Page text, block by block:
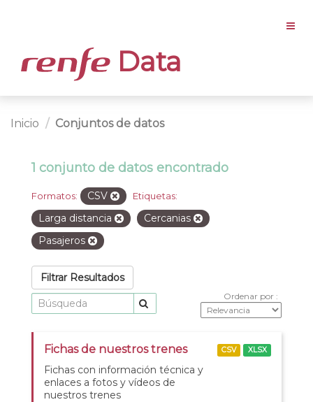
Data
Inicio Conjuntos de datos
1 conjunto de datos encontrado
Formatos: CSV Etiquetas:
Larga distancia
Cercanias
Pasajeros
Filtrar Resultados
Ordenar por
Fichas de nuestros trenes
Fichas con información técnica y
enlaces a fotos y vídeos de
nuestros trenes
CSV XLSX